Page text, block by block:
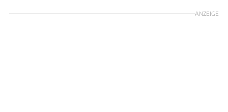
ANZEIGE